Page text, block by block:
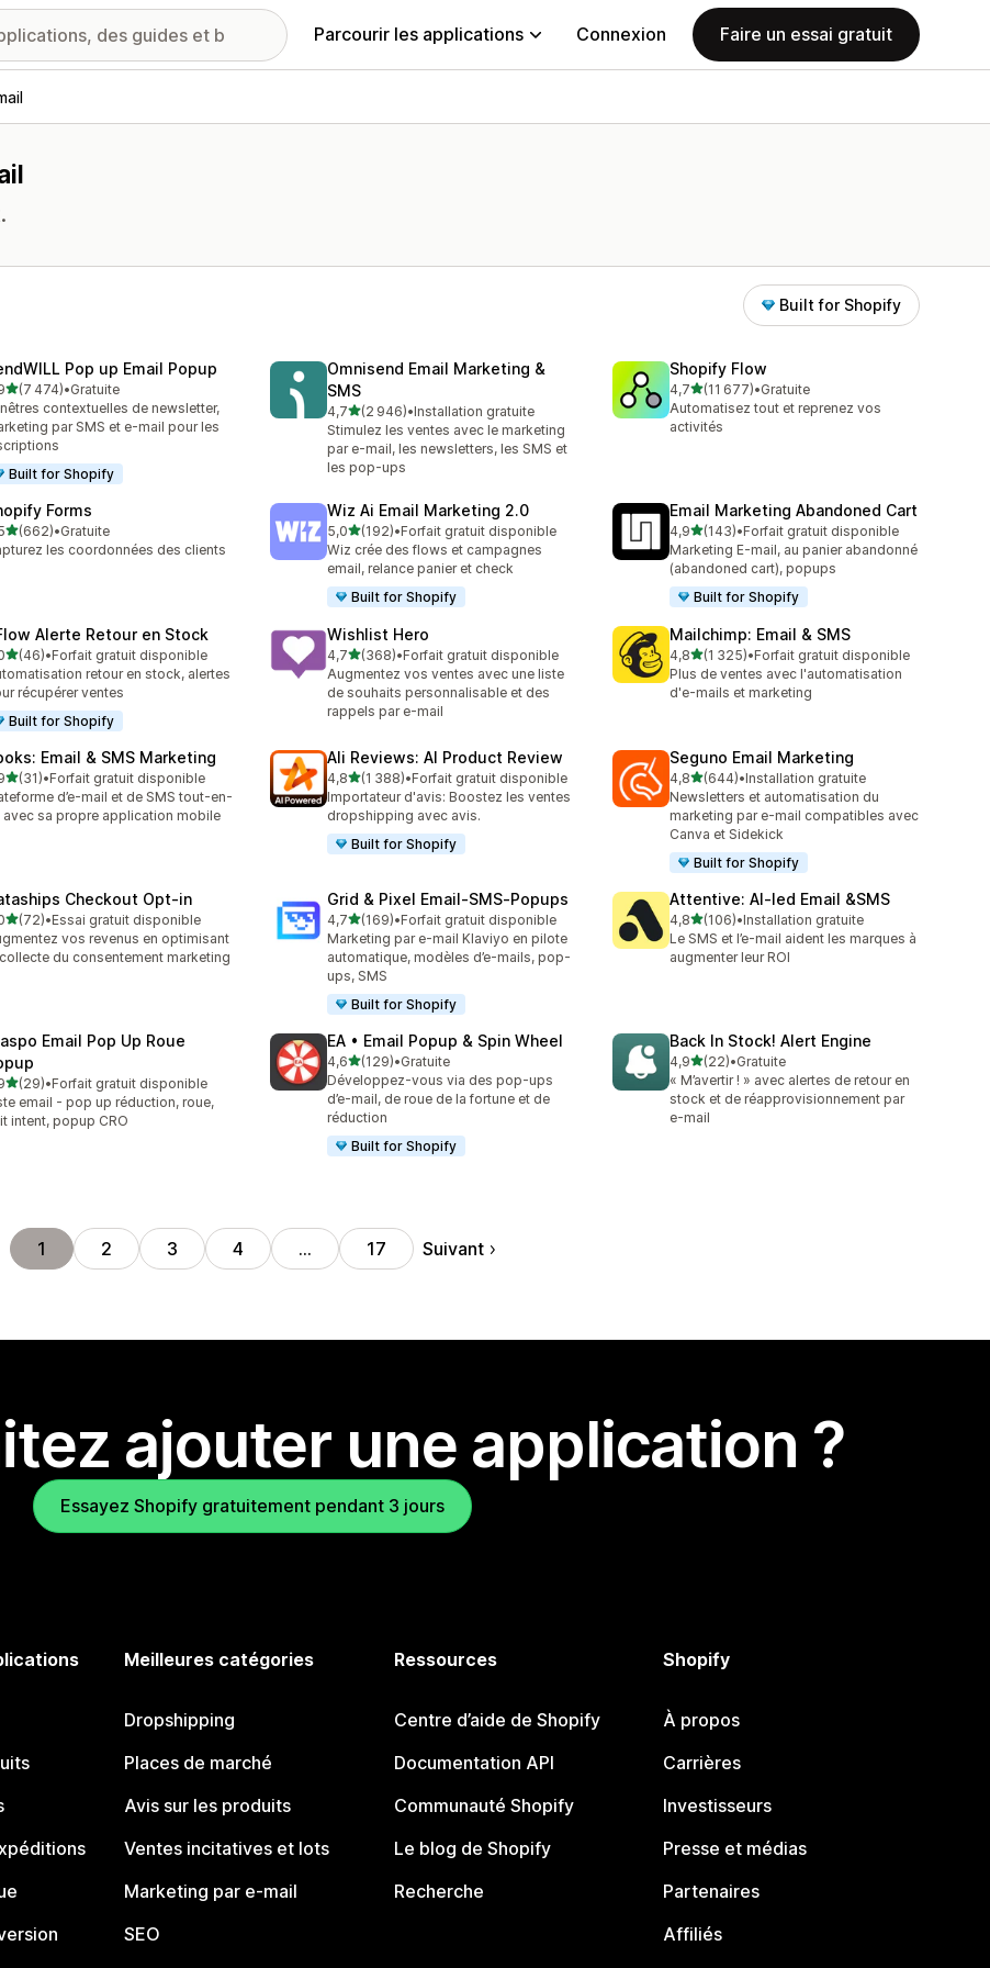
Parcourir les applications Connexion Faire un essai gratuit
Built for Shopify
Pop up Email Popup
étoile(s) sur 5
(7 474)
avis au total
•Gratuite
contextuelles de newsletter,
par SMS et e-mail pour les
Built for Shopify
Omnisend Email Marketing &
SMS
4,7étoile(s) sur 5
(2 946)
2946 avis au total
•Installation gratuite
Stimulez les ventes avec le marketing
par e-mail, les newsletters, les SMS et
les pop-ups
Shopify Flow
4,7étoile(s) sur 5
(11 677)
11677 avis au total
•Gratuite
Automatisez tout et reprenez vos
activités
Forms
étoile(s) sur 5
(662)
avis au total
•Gratuite
les coordonnées des clients
Wiz Ai Email Marketing 2.0
5,0étoile(s) sur 5
(192)
192 avis au total
•Forfait gratuit disponible
Wiz crée des flows et campagnes
email, relance panier et check
Built for Shopify
Email Marketing Abandoned Cart
4,9étoile(s) sur 5
(143)
143 avis au total
•Forfait gratuit disponible
Marketing E-mail, au panier abandonné
(abandoned cart), popups
Built for Shopify
Alerte Retour en Stock
étoile(s) sur 5
(46)
avis au total
•Forfait gratuit disponible
retour en stock, alertes
récupérer ventes
Built for Shopify
Wishlist Hero
4,7étoile(s) sur 5
(368)
368 avis au total
•Forfait gratuit disponible
Augmentez vos ventes avec une liste
de souhaits personnalisable et des
rappels par e-mail
Mailchimp: Email & SMS
4,8étoile(s) sur 5
(1 325)
1325 avis au total
•Forfait gratuit disponible
Plus de ventes avec l'automatisation
d'e-mails et marketing
Email & SMS Marketing
étoile(s) sur 5
(31)
avis au total
•Forfait gratuit disponible
d’e-mail et de SMS tout-en-
avec sa propre application mobile
Ali Reviews: AI Product Review
4,8étoile(s) sur 5
(1 388)
1388 avis au total
•Forfait gratuit disponible
Importateur d'avis: Boostez les ventes
dropshipping avec avis.
Built for Shopify
Seguno Email Marketing
4,8étoile(s) sur 5
(644)
644 avis au total
•Installation gratuite
Newsletters et automatisation du
marketing par e-mail compatibles avec
Canva et Sidekick
Built for Shopify
Checkout Opt‑in
étoile(s) sur 5
(72)
avis au total
•Essai gratuit disponible
vos revenus en optimisant
du consentement marketing
Grid & Pixel Email‑SMS‑Popups
4,7étoile(s) sur 5
(169)
169 avis au total
•Forfait gratuit disponible
Marketing par e-mail Klaviyo en pilote
automatique, modèles d’e-mails, pop-
ups, SMS
Built for Shopify
Attentive: AI‑led Email &SMS
4,8étoile(s) sur 5
(106)
106 avis au total
•Installation gratuite
Le SMS et l’e-mail aident les marques à
augmenter leur ROI
Email Pop Up Roue
étoile(s) sur 5
(29)
avis au total
•Forfait gratuit disponible
email - pop up réduction, roue,
intent, popup CRO
EA • Email Popup & Spin Wheel
4,6étoile(s) sur 5
(129)
129 avis au total
•Gratuite
Développez-vous via des pop-ups
d’e-mail, de roue de la fortune et de
réduction
Built for Shopify
Back In Stock! Alert Engine
4,9étoile(s) sur 5
(22)
22 avis au total
•Gratuite
« M’avertir ! » avec alertes de retour en
stock et de réapprovisionnement par
e-mail
1 2 3 4 … 17 Suivant
ajouter une application ?
Essayez Shopify gratuitement pendant 3 jours
Meilleures catégories
Dropshipping
Places de marché
Avis sur les produits
Ventes incitatives et lots
Marketing par e-mail
SEO
Ressources
Centre d’aide de Shopify
Documentation API
Communauté Shopify
Le blog de Shopify
Recherche
Shopify
À propos
Carrières
Investisseurs
Presse et médias
Partenaires
Affiliés